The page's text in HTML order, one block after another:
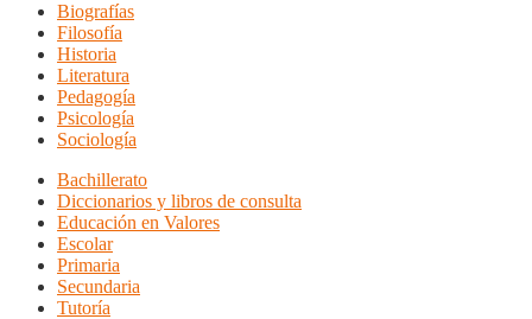
Biografías
Filosofía
Historia
Literatura
Pedagogía
Psicología
Sociología
Bachillerato
Diccionarios y libros de consulta
Educación en Valores
Escolar
Primaria
Secundaria
Tutoría